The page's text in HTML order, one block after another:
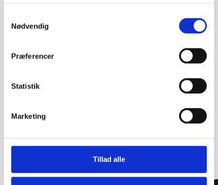
Nødvendig
Præferencer
Statistik
Marketing
Tillad alle
Kort sagt: Vi tilpasser os jer og jeres mål – og
og lever videre bagefter.